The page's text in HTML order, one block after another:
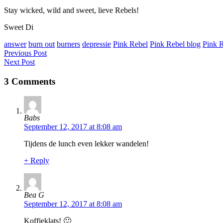
Stay wicked, wild and sweet, lieve Rebels!
Sweet Di
answer burn out burners depressie Pink Rebel Pink Rebel blog Pink
Previous Post
Next Post
3 Comments
Babs
September 12, 2017 at 8:08 am
Tijdens de lunch even lekker wandelen!
+ Reply
Bea G
September 12, 2017 at 8:08 am
Koffieklats! 🙂